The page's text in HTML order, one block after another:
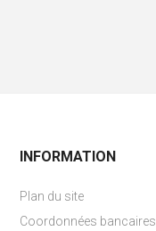
INFORMATION
Plan du site
Coordonnées bancaires